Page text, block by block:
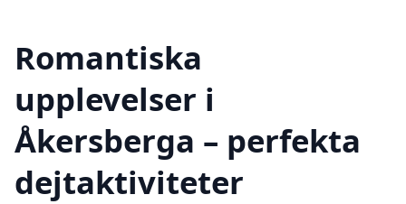
Romantiska
upplevelser i
Åkersberga – perfekta
dejtaktiviteter